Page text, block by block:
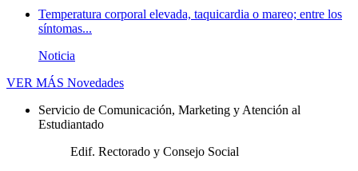
Temperatura corporal elevada, taquicardia o mareo; entre los
síntomas...
Noticia
VER MÁS Novedades
Servicio de Comunicación, Marketing y Atención al
Estudiantado
Edif. Rectorado y Consejo Social